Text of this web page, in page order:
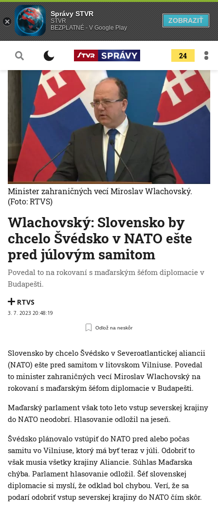
24
Wlachovský: Slovensko by
chcelo Švédsko v NATO ešte
pred júlovým samitom
Povedal to na rokovaní s maďarským šéfom diplomacie v
Budapešti.
RTVS
3. 7. 2023 20:48:19
Odlož na neskôr
Minister zahraničných vecí Miroslav Wlachovský.
(Foto: RTVS)
Slovensko by chcelo Švédsko v Severoatlantickej aliancii
(NATO) ešte pred samitom v litovskom Vilniuse. Povedal
to minister zahraničných vecí Miroslav Wlachovský na
rokovaní s maďarským šéfom diplomacie v Budapešti.
Maďarský parlament však toto leto vstup severskej krajiny
do NATO neodobrí. Hlasovanie odložil na jeseň.
Švédsko plánovalo vstúpiť do NATO pred alebo počas
samitu vo Vilniuse, ktorý má byť teraz v júli. Odobriť to
však musia všetky krajiny Aliancie. Súhlas Maďarska
chýba. Parlament hlasovanie odložil. Šéf slovenskej
diplomacie si myslí, že odklad bol chybou. Verí, že sa
podarí odobriť vstup severskej krajiny do NATO čím skôr.
Správy STVR
STVR
BEZPLATNÉ - V Google Play
ZOBRAZIŤ